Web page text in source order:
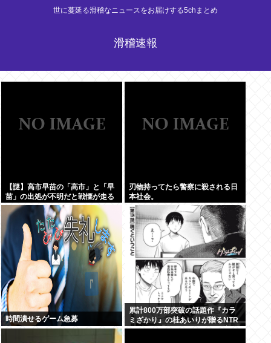
世に蔓延る滑稽なニュースをお届けする5chまとめ
滑稽速報
【謎】高市早苗の「高市」と「早
苗」の出処が不明だと戦慄が走る
刃物持ってたら警察に殺される日
本社会。
時間潰せるゲーム急募
累計800万部突破の話題作『カラ
ミざかり』の桂あいりが贈るNTR
ラブコメ「グラぱらっ！」、完結